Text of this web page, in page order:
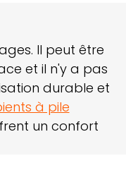
Il peut être
et il n'y a pas
durable et
à pile
un confort